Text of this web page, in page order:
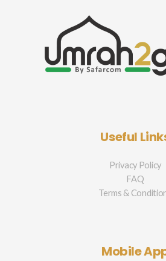
Useful
Privacy Policy
FAQ
Terms &
Mobile